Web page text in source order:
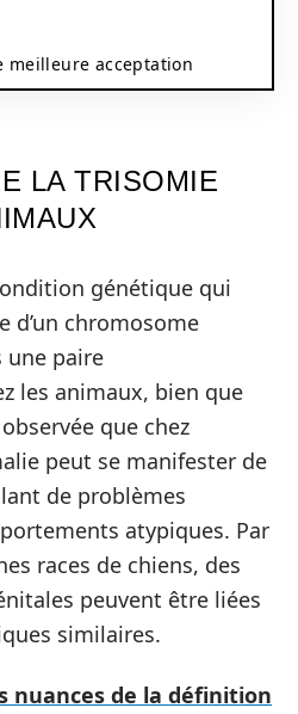
meilleure acceptation
LA TRISOMIE
génétique qui
d’un chromosome
une paire
les animaux, bien que
que chez
peut se manifester de
de problèmes
atypiques. Par
races de chiens, des
peuvent être liées
similaires.
nuances de la définition